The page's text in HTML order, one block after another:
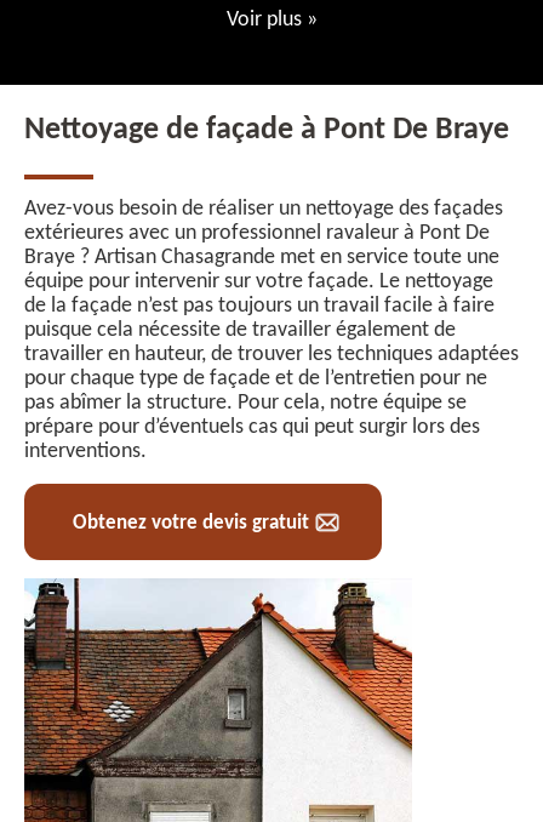
Voir plus »
Nettoyage de façade à Pont De Braye
Avez-vous besoin de réaliser un nettoyage des façades
extérieures avec un professionnel ravaleur à Pont De
Braye ? Artisan Chasagrande met en service toute une
équipe pour intervenir sur votre façade. Le nettoyage
de la façade n’est pas toujours un travail facile à faire
puisque cela nécessite de travailler également de
travailler en hauteur, de trouver les techniques adaptées
pour chaque type de façade et de l’entretien pour ne
pas abîmer la structure. Pour cela, notre équipe se
prépare pour d’éventuels cas qui peut surgir lors des
interventions.
Obtenez votre devis gratuit